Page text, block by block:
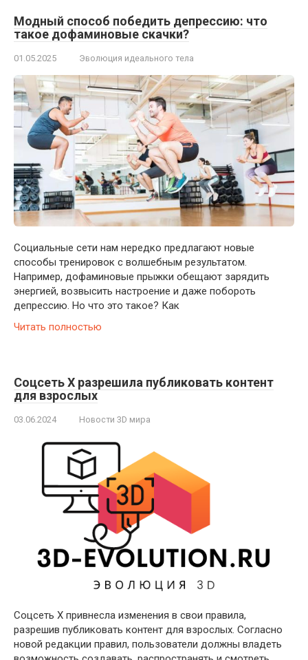
Модный способ победить депрессию: что
такое дофаминовые скачки?
01.05.2025 Эволюция идеального тела
Социальные сети нам нередко предлагают новые
способы тренировок с волшебным результатом.
Например, дофаминовые прыжки обещают зарядить
энергией, возвысить настроение и даже побороть
депрессию. Но что это такое? Как
Читать полностью
Соцсеть X разрешила публиковать контент
для взрослых
03.06.2024 Новости 3D мира
Соцсеть X привнесла изменения в свои правила,
разрешив публиковать контент для взрослых. Согласно
новой редакции правил, пользователи должны владеть